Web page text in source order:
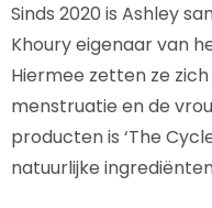
Sinds 2020 is Ashley
Khoury eigenaar van
Hiermee zetten ze
menstruatie en de
producten is ‘The
natuurlijke